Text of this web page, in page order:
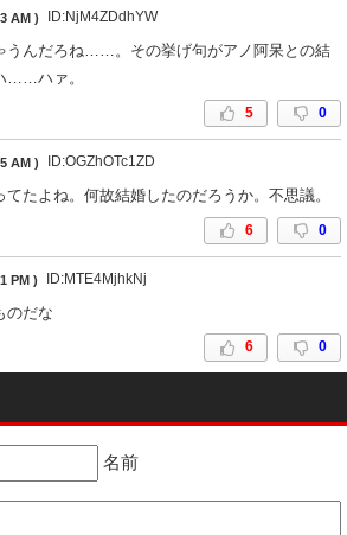
AM ) ID:NjM4ZDdhYW
うんだろね……。その挙げ句がアノ阿呆との結
……ハァ。
5 0
AM ) ID:OGZhOTc1ZD
たよね。何故結婚したのだろうか。不思議。
6 0
PM ) ID:MTE4MjhkNj
のだな
6 0
名前